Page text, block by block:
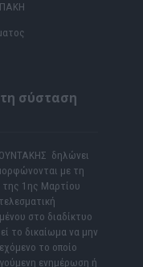
σύσταση
δηλώνει
με τη
της 1ης Μαρτίου
στο διαδίκτυο
το δικαίωμα να μην
το οποίο
ενημέρωση ή